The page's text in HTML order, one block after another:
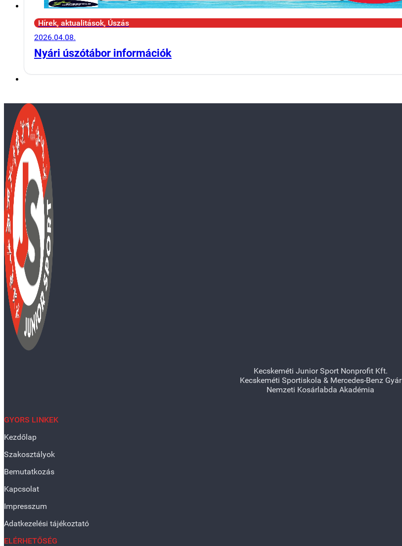
Hírek, aktualitások, Úszás
2026.04.08.
Nyári úszótábor információk
Kecskeméti Junior Sport Nonprofit Kft.
Kecskeméti Sportiskola & Mercedes-Benz Gyár
Nemzeti Kosárlabda Akadémia
GYORS LINKEK
Kezdőlap
Szakosztályok
Bemutatkozás
Kapcsolat
Impresszum
Adatkezelési tájékoztató
ELÉRHETŐSÉG